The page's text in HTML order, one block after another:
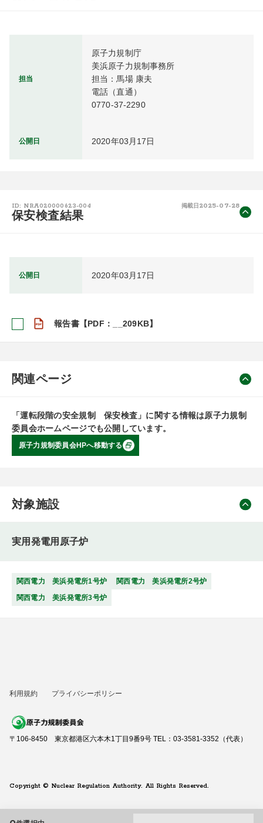
担当
原子力規制庁
美浜原子力規制事務所
担当：馬場 康夫
電話（直通）
0770-37-2290
公開日 2020年03月17日
ID: NRA020000623-004 掲載日 2025-07-28
保安検査結果
公開日 2020年03月17日
報告書【PDF：__209KB】
関連ページ
「運転段階の安全規制 保安検査」に関する情報は原子力規制
委員会ホームページでも公開しています。
原子力規制委員会HPへ移動する
対象施設
実用発電用原子炉
関西電力 美浜発電所1号炉
関西電力 美浜発電所2号炉
関西電力 美浜発電所3号炉
利用規約 プライバシーポリシー
〒106-8450 東京都港区六本木1丁目9番9号 TEL：03-3581-3352（代表）
Copyright © Nuclear Regulation Authority. All Rights Reserved.